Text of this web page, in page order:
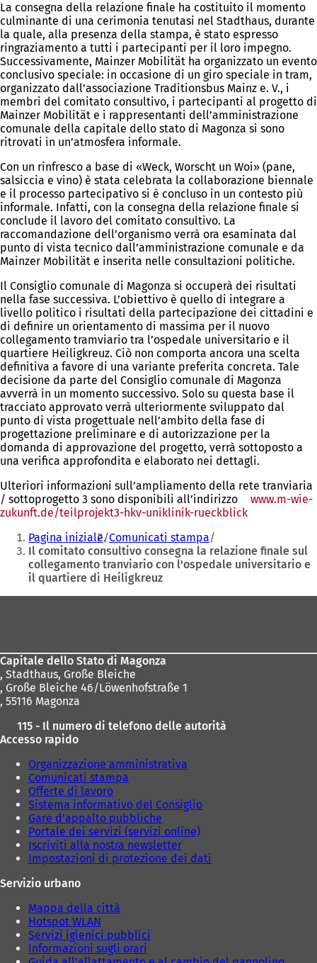
La consegna della relazione finale ha costituito il momento
culminante di una cerimonia tenutasi nel Stadthaus, durante
la quale, alla presenza della stampa, è stato espresso
ringraziamento a tutti i partecipanti per il loro impegno.
Successivamente, Mainzer Mobilität ha organizzato un evento
conclusivo speciale: in occasione di un giro speciale in tram,
organizzato dall’associazione Traditionsbus Mainz e. V., i
membri del comitato consultivo, i partecipanti al progetto di
Mainzer Mobilität e i rappresentanti dell’amministrazione
comunale della capitale dello stato di Magonza si sono
ritrovati in un’atmosfera informale.
Con un rinfresco a base di «Weck, Worscht un Woi» (pane,
salsiccia e vino) è stata celebrata la collaborazione biennale
e il processo partecipativo si è concluso in un contesto più
informale. Infatti, con la consegna della relazione finale si
conclude il lavoro del comitato consultivo. La
raccomandazione dell’organismo verrà ora esaminata dal
punto di vista tecnico dall’amministrazione comunale e da
Mainzer Mobilität e inserita nelle consultazioni politiche.
Il Consiglio comunale di Magonza si occuperà dei risultati
nella fase successiva. L’obiettivo è quello di integrare a
livello politico i risultati della partecipazione dei cittadini e
di definire un orientamento di massima per il nuovo
collegamento tramviario tra l’ospedale universitario e il
quartiere Heiligkreuz. Ciò non comporta ancora una scelta
definitiva a favore di una variante preferita concreta. Tale
decisione da parte del Consiglio comunale di Magonza
avverrà in un momento successivo. Solo su questa base il
tracciato approvato verrà ulteriormente sviluppato dal
punto di vista progettuale nell’ambito della fase di
progettazione preliminare e di autorizzazione per la
domanda di approvazione del progetto, verrà sottoposto a
una verifica approfondita e elaborato nei dettagli.
Ulteriori informazioni sull’ampliamento della rete tranviaria
/ sottoprogetto 3 sono disponibili all’indirizzo
www.m-wie-
zukunft.de/teilprojekt3-hkv-uniklinik-rueckblick
una
nuova
Siete
qui:
Pagina iniziale Comunicati stampa
Il comitato consultivo consegna la relazione finale sul
collegamento tranviario con l'ospedale universitario e
il quartiere di Heiligkreuz
Capitale dello Stato di Magonza
, Stadthaus, Große Bleiche
, Große Bleiche 46/Löwenhofstraße 1
, 55116 Magonza
115 - Il numero di telefono delle autorità
Accesso rapido
Organizzazione amministrativa
Comunicati stampa
Offerte di lavoro
Sistema informativo del Consiglio
Gare d'appalto pubbliche
Portale dei servizi (servizi online)
Iscriviti alla nostra newsletter
Impostazioni di protezione dei dati
Servizio urbano
Mappa della città
Hotspot WLAN
Servizi igienici pubblici
Informazioni sugli orari